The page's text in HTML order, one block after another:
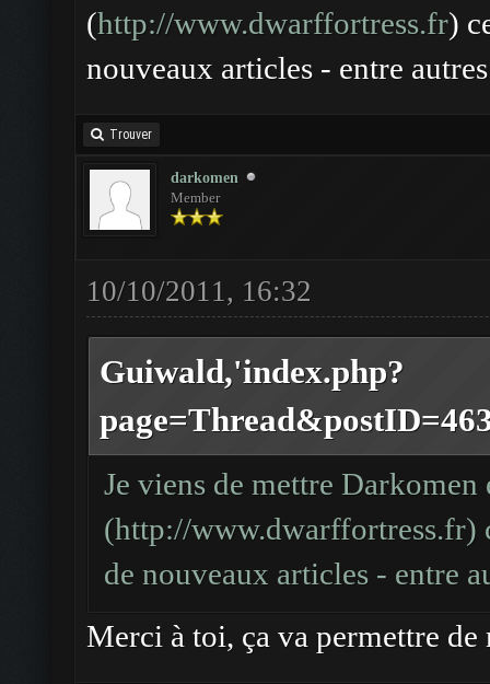
(http://www.dwarffortress.fr)
nouveaux articles - entre
Trouver
darkomen
Member
10/10/2011, 16:32
Guiwald,'index.php?
Je viens de mettre
(http://www.dwarffortress.fr)
de nouveaux articles - entre
Merci à toi, ça va permettre